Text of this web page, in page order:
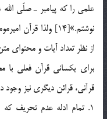
علمي را كه پيامبر ـ صلّي
نوشتم.»[14] ولذا
از نظر تعداد آيات و محتواي
براي يكساني قرآن فعلي
قرآني، قرائن ديگري نيز وجود